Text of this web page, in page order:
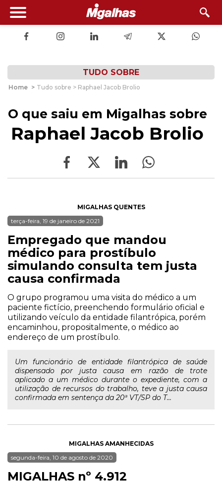
TUDO SOBRE
Home > Tudo sobre > Raphael Jacob Brolio
O que saiu em Migalhas sobre
Raphael Jacob Brolio
MIGALHAS QUENTES
terça-feira, 19 de janeiro de 2021
Empregado que mandou
médico para prostíbulo
simulando consulta tem justa
causa confirmada
O grupo programou uma visita do médico a um
paciente fictício, preenchendo formulário oficial e
utilizando veículo da entidade filantrópica, porém
encaminhou, propositalmente, o médico ao
endereço de um prostíbulo.
Um funcionário de entidade filantrópica de saúde
dispensado por justa causa em razão de trote
aplicado a um médico durante o expediente, com a
utilização de recursos do trabalho, teve a justa causa
confirmada em sentença da 20ª VT/SP do T...
MIGALHAS AMANHECIDAS
segunda-feira, 10 de agosto de 2020
MIGALHAS nº 4.912